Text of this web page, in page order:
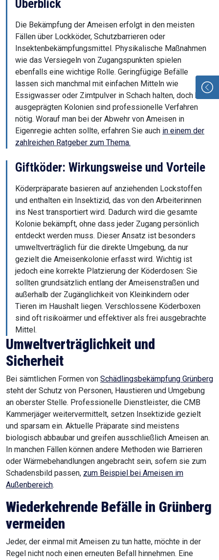
Überblick
Die Bekämpfung der Ameisen erfolgt in den meisten
Fällen über Lockköder, Schutzbarrieren oder
Insektenbekämpfungsmittel. Physikalische Maßnahmen
wie das Versiegeln von Zugangspunkten spielen
ebenfalls eine wichtige Rolle. Geringfügige Befälle
lassen sich manchmal mit einfachen Mitteln wie
Essigwasser oder Zimtpulver in Schach halten, doch bei
ausgeprägten Kolonien sind professionelle Verfahren
nötig. Worauf man bei der Abwehr von Ameisen in
Eigenregie achten sollte, erfahren Sie auch in einem der
zahlreichen Ratgeber zum Thema.
Giftköder: Wirkungsweise und Vorteile
Köderpräparate basieren auf anziehenden Lockstoffen
und enthalten ein Insektizid, das von den Arbeiterinnen
ins Nest transportiert wird. Dadurch wird die gesamte
Kolonie bekämpft, ohne dass jeder Zugang persönlich
entdeckt werden muss. Dieser Ansatz ist besonders
umweltverträglich für die direkte Umgebung, da nur
gezielt die Ameisenkolonie erfasst wird. Wichtig ist
jedoch eine korrekte Platzierung der Köderdosen: Sie
sollten grundsätzlich entlang der Ameisenstraßen und
außerhalb der Zugänglichkeit von Kleinkindern oder
Tieren im Haushalt liegen. Verschlossene Köderboxen
sind oft risikoärmer und effektiver als frei ausgebrachte
Mittel.
Umweltverträglichkeit und
Sicherheit
Bei sämtlichen Formen von Schädlingsbekämpfung Grünberg
steht der Schutz von Personen, Haustieren und Umgebung
an oberster Stelle. Professionelle Dienstleister, die CMB
Kammerjäger weitervermittelt, setzen Insektizide gezielt
und sparsam ein. Aktuelle Präparate sind meistens
biologisch abbaubar und greifen ausschließlich Ameisen an.
In manchen Fällen können andere Methoden wie Barrieren
oder Wärmebehandlungen angebracht sein, sofern sie zum
Schadensbild passen, zum Beispiel bei Ameisen im
Außenbereich.
Wiederkehrende Befälle in Grünberg
vermeiden
Jeder, der einmal mit Ameisen zu tun hatte, möchte in der
Regel nicht noch einen erneuten Befall hinnehmen. Eine